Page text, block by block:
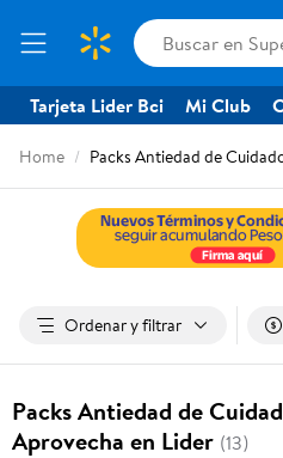
Tarjeta Lider Bci Mi Club
Home Packs Antiedad de
Ordenar y filtrar
Packs Antiedad de
Aprovecha en Lider (13)